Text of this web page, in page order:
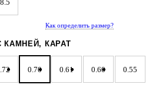
Как определить размер?
КАРАТ
0.70 0.61 0.60 0.55